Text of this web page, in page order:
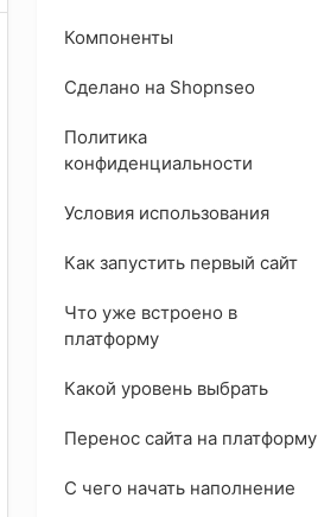
Компоненты
Сделано на Shopnseo
Политика
конфиденциальности
Условия использования
Как запустить первый сайт
Что уже встроено в
платформу
Какой уровень выбрать
Перенос сайта на платформу
С чего начать наполнение